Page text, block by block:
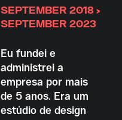
SEPTEMBER 2018 >
SEPTEMBER 2023
Eu fundei e
administrei a
empresa por mais
de 5 anos. Era um
estúdio de design